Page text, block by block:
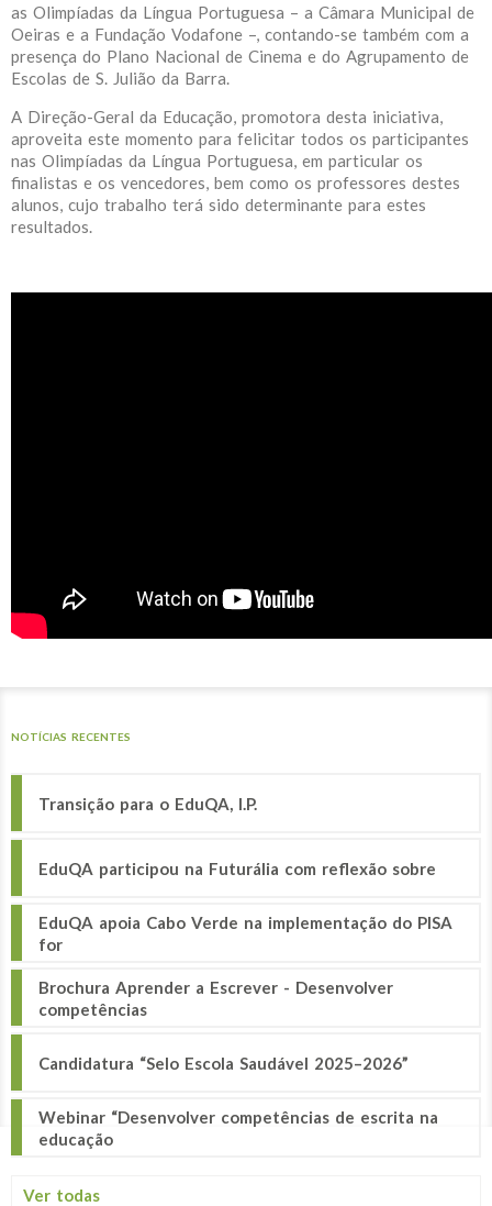
as Olimpíadas da Língua Portuguesa – a Câmara Municipal de
Oeiras e a Fundação Vodafone –, contando-se também com a
presença do Plano Nacional de Cinema e do Agrupamento de
Escolas de S. Julião da Barra.
A Direção-Geral da Educação, promotora desta iniciativa,
aproveita este momento para felicitar todos os participantes
nas Olimpíadas da Língua Portuguesa, em particular os
finalistas e os vencedores, bem como os professores destes
alunos, cujo trabalho terá sido determinante para estes
resultados.
NOTÍCIAS RECENTES
Transição para o EduQA, I.P.
EduQA participou na Futurália com reflexão sobre
EduQA apoia Cabo Verde na implementação do PISA
for
Brochura Aprender a Escrever - Desenvolver
competências
Candidatura “Selo Escola Saudável 2025–2026”
Webinar “Desenvolver competências de escrita na
educação
Ver todas